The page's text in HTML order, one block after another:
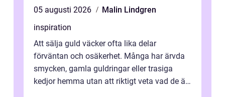
05 augusti 2026
Malin Lindgren
inspiration
Att sälja guld väcker ofta lika delar
förväntan och osäkerhet. Många har ärvda
smycken, gamla guldringar eller trasiga
kedjor hemma utan att riktigt veta vad de är